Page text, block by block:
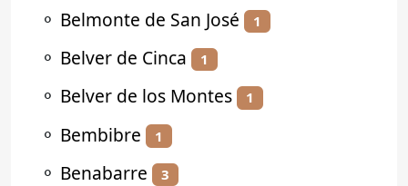
⚬ Belmonte de San José 1
⚬ Belver de Cinca 1
⚬ Belver de los Montes 1
⚬ Bembibre 1
⚬ Benabarre 3